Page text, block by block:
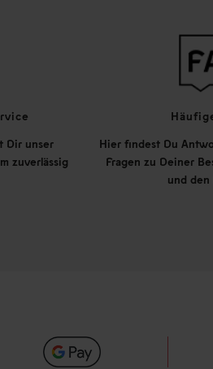
Dir unser
zuverlässig
Hier findest Du
Fragen zu Deiner
und den